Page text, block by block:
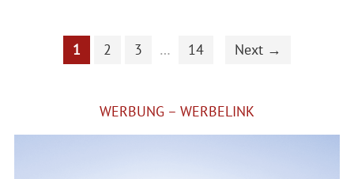
1 2 3 … 14 Next →
WERBUNG – WERBELINK